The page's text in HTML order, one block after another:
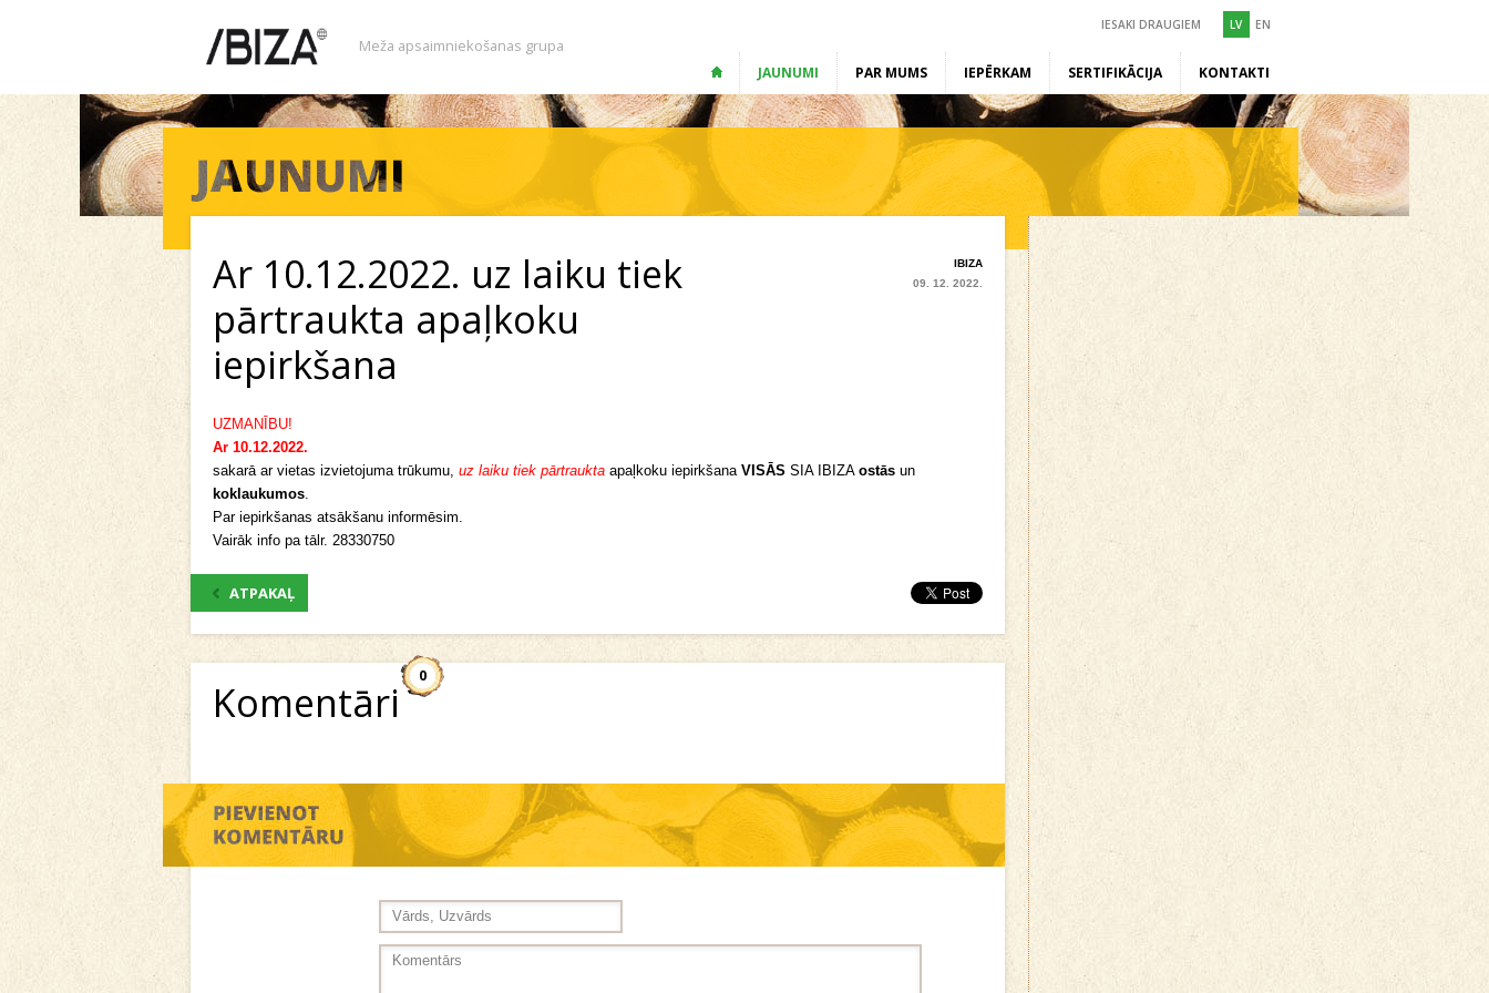
Meža apsaimniekošanas grupa
IESAKI DRAUGIEM LV EN
JAUNUMI PAR MUMS IEPĒRKAM SERTIFIKĀCIJA KONTAKTI
IBIZA
09. 12. 2022.
Ar 10.12.2022. uz laiku tiek
pārtraukta apaļkoku
iepirkšana
UZMANĪBU!
Ar 10.12.2022.
sakarā ar vietas izvietojuma trūkumu, uz laiku tiek pārtraukta apaļkoku iepirkšana VISĀS SIA IBIZA ostās un
koklaukumos.
Par iepirkšanas atsākšanu informēsim.
Vairāk info pa tālr. 28330750
ATPAKAĻ
Komentāri
0